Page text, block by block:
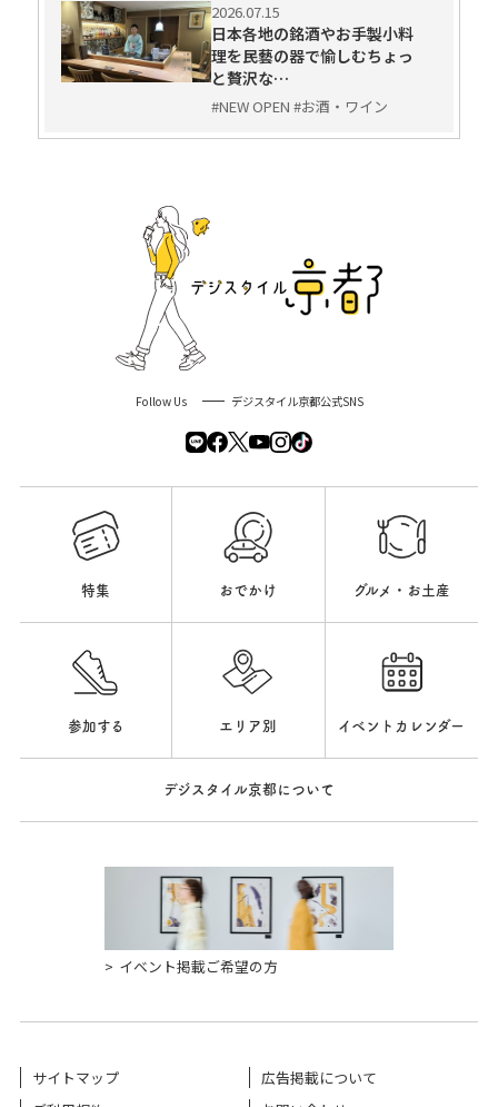
2026.07.15
日本各地の銘酒やお手製小料
理を民藝の器で愉しむちょっ
と贅沢な…
#NEW OPEN #お酒・ワイン
Follow Us デジスタイル京都公式SNS
特集 おでかけ グルメ・お土産
参加する エリア別 イベントカレンダー
デジスタイル京都について
イベント掲載ご希望の方
サイトマップ
広告掲載について